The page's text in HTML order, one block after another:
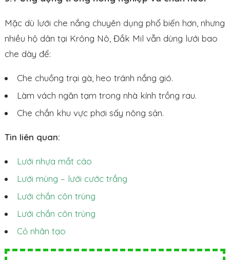
Mặc dù lưới che nắng chuyên dụng phổ biến hơn, nhưng
nhiều hộ dân tại Krông Nô, Đắk Mil vẫn dùng lưới bao
che dày để:
Che chuồng trại gà, heo tránh nắng gió.
Làm vách ngăn tạm trong nhà kính trồng rau.
Che chắn khu vực phơi sấy nông sản.
Tin liên quan:
Lưới nhựa mắt cáo
Lưới mùng – lưới cước trắng
Lưới chắn côn trùng
Lưới chắn côn trùng
Cỏ nhân tạo